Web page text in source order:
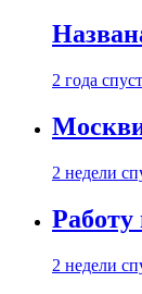
2 года
2 недели
2 недели